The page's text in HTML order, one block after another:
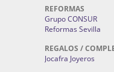
REFORMAS
Grupo CONSUR
Reformas Sevilla
REGALOS /
Jocafra Joyeros